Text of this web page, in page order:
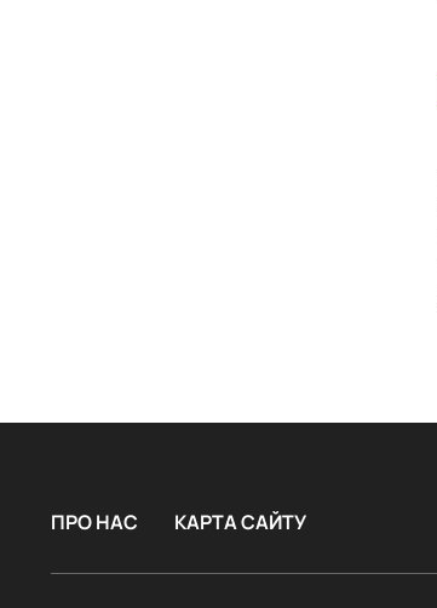
ПРО НАС КАРТА САЙТУ